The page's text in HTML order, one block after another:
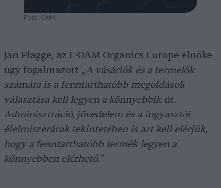
Fotó: ÖMKi
Jan Plagge, az IFOAM Organics Europe elnöke
úgy fogalmazott „A vásárlók és a termelők
számára is a fenntarthatóbb megoldások
választása kell legyen a könnyebbik út.
Adminisztráció, jövedelem és a fogyasztói
élelmiszerárak tekintetében is azt kell elérjük,
hogy a fenntarthatóbb termék legyen a
könnyebben elérhető.”